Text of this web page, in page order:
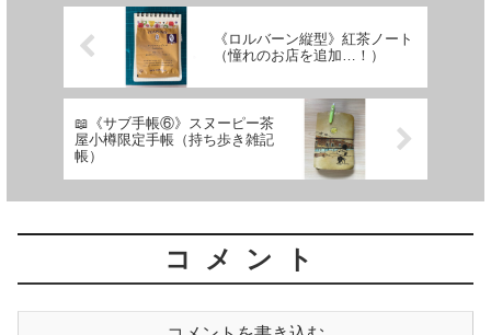
《ロルバーン縦型》紅茶ノート
（憧れのお店を追加…！）
📖《サブ手帳⑥》スヌーピー茶
屋小樽限定手帳（持ち歩き雑記
帳）
コメント